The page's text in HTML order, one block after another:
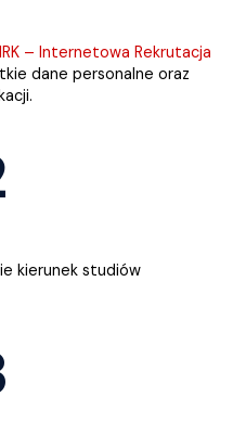
IRK – Internetowa Rekrutacja
dane personalne oraz
kierunek studiów